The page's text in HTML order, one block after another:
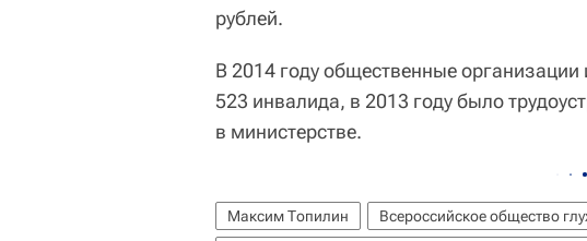
рублей.
В 2014 году общественные
523 инвалида, в 2013 году было
в министерстве.
Максим Топилин Всероссийское общество